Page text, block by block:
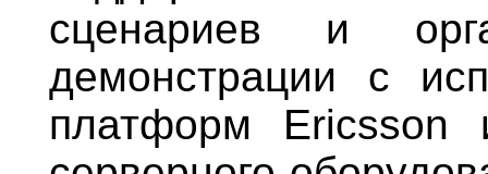
сценариев и
демонстрации с
платформ Ericsson